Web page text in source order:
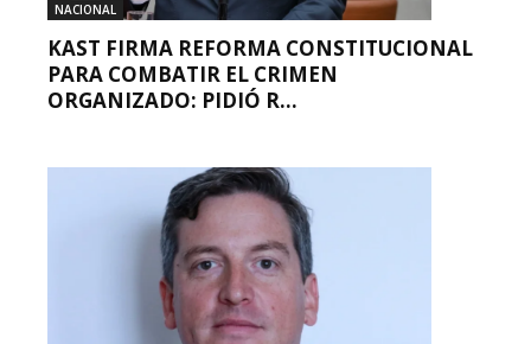
NACIONAL
KAST FIRMA REFORMA CONSTITUCIONAL
PARA COMBATIR EL CRIMEN
ORGANIZADO: PIDIÓ R...